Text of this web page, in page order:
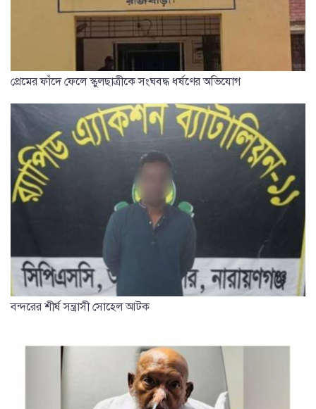
প্রেমের ফাঁদে ফেলে স্কুলছাত্রীকে সংঘবদ্ধ ধর্ষণের অভিযোগ
বন্দরের শীর্ষ সন্ত্রাসী সোহেল আটক